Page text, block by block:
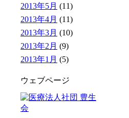
2013年5月 (11)
2013年4月 (11)
2013年3月 (10)
2013年2月 (9)
2013年1月 (5)
ウェブページ